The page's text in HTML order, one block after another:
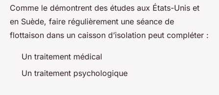
Comme le démontrent des études aux États-Unis et
en Suède, faire régulièrement une séance de
flottaison dans un caisson d’isolation peut compléter :
Un traitement médical
Un traitement psychologique